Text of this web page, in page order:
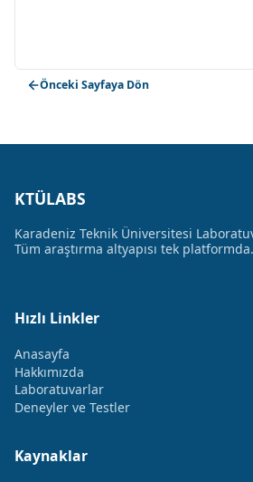
Önceki Sayfaya Dön
KTÜLABS
Karadeniz Teknik Üniversitesi
Tüm araştırma altyapısı tek platformda.
Hızlı Linkler
Anasayfa
Hakkımızda
Laboratuvarlar
Deneyler ve Testler
Kaynaklar